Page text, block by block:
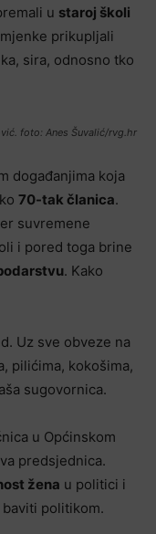
u staroj školi
prikupljali
sira, odnosno tko
foto: Anes Šuvalić/rvg.hr
događanjima koja
70-tak članica.
suvremene
i pored toga brine
. Kako
Uz sve obveze na
pilićima, kokošima,
sugovornica.
u Općinskom
predsjednica.
žena u politici i
politikom.